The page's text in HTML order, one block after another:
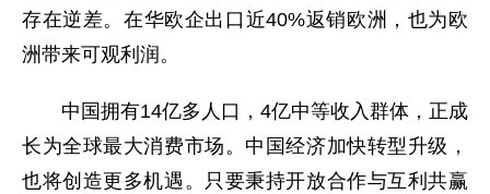
存在逆差。在华欧企出口近40%返销欧洲，也为欧
洲带来可观利润。
中国拥有14亿多人口，4亿中等收入群体，正成
长为全球最大消费市场。中国经济加快转型升级，
也将创造更多机遇。只要秉持开放合作与互利共赢